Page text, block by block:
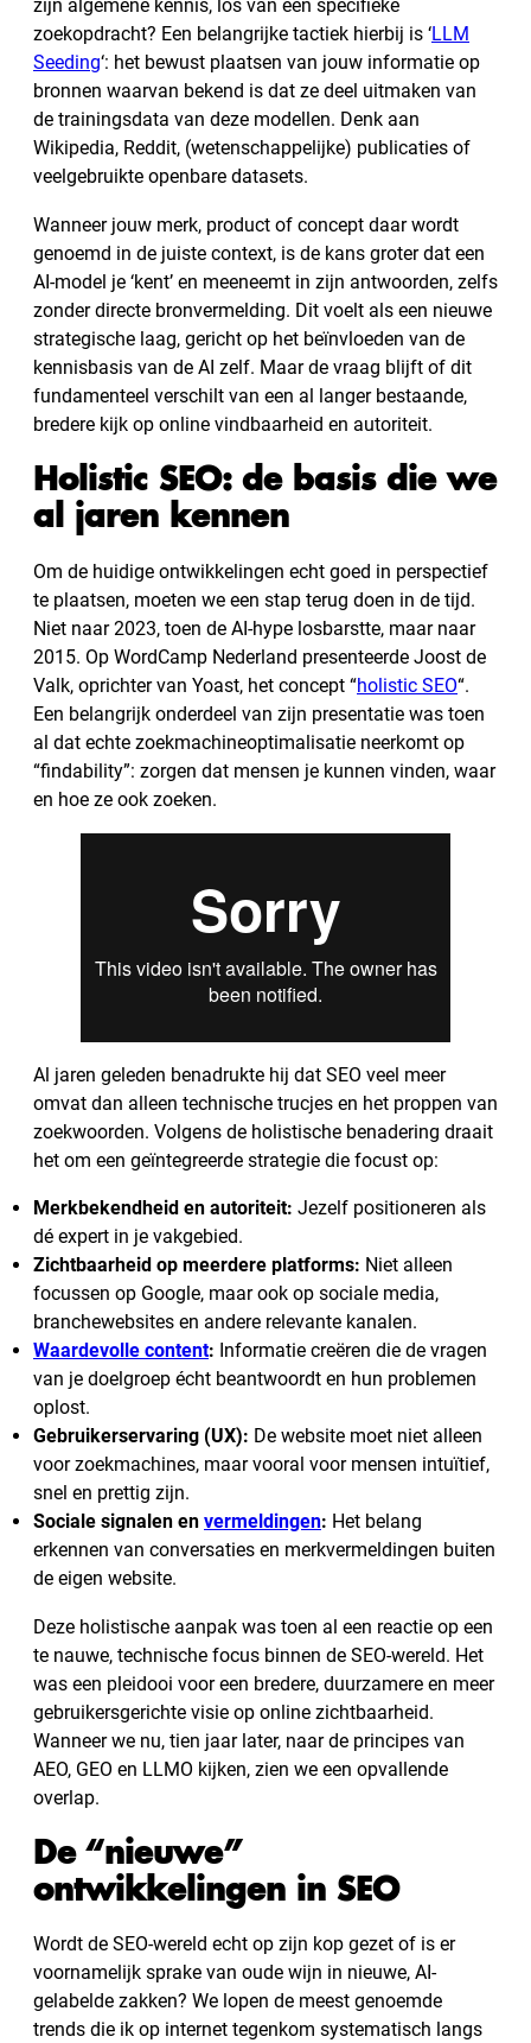
zijn algemene kennis, los van een specifieke
zoekopdracht? Een belangrijke tactiek hierbij is ‘LLM
Seeding‘: het bewust plaatsen van jouw informatie op
bronnen waarvan bekend is dat ze deel uitmaken van
de trainingsdata van deze modellen. Denk aan
Wikipedia, Reddit, (wetenschappelijke) publicaties of
veelgebruikte openbare datasets.
Wanneer jouw merk, product of concept daar wordt
genoemd in de juiste context, is de kans groter dat een
AI-model je ‘kent’ en meeneemt in zijn antwoorden, zelfs
zonder directe bronvermelding. Dit voelt als een nieuwe
strategische laag, gericht op het beïnvloeden van de
kennisbasis van de AI zelf. Maar de vraag blijft of dit
fundamenteel verschilt van een al langer bestaande,
bredere kijk op online vindbaarheid en autoriteit.
Holistic SEO: de basis die we
al jaren kennen
Om de huidige ontwikkelingen echt goed in perspectief
te plaatsen, moeten we een stap terug doen in de tijd.
Niet naar 2023, toen de AI-hype losbarstte, maar naar
2015. Op WordCamp Nederland presenteerde Joost de
Valk, oprichter van Yoast, het concept “holistic SEO“.
Een belangrijk onderdeel van zijn presentatie was toen
al dat echte zoekmachineoptimalisatie neerkomt op
“findability”: zorgen dat mensen je kunnen vinden, waar
en hoe ze ook zoeken.
Al jaren geleden benadrukte hij dat SEO veel meer
omvat dan alleen technische trucjes en het proppen van
zoekwoorden. Volgens de holistische benadering draait
het om een geïntegreerde strategie die focust op:
Merkbekendheid en autoriteit: Jezelf positioneren als
dé expert in je vakgebied.
Zichtbaarheid op meerdere platforms: Niet alleen
focussen op Google, maar ook op sociale media,
branchewebsites en andere relevante kanalen.
Waardevolle content: Informatie creëren die de vragen
van je doelgroep écht beantwoordt en hun problemen
oplost.
Gebruikerservaring (UX): De website moet niet alleen
voor zoekmachines, maar vooral voor mensen intuïtief,
snel en prettig zijn.
Sociale signalen en vermeldingen: Het belang
erkennen van conversaties en merkvermeldingen buiten
de eigen website.
Deze holistische aanpak was toen al een reactie op een
te nauwe, technische focus binnen de SEO-wereld. Het
was een pleidooi voor een bredere, duurzamere en meer
gebruikersgerichte visie op online zichtbaarheid.
Wanneer we nu, tien jaar later, naar de principes van
AEO, GEO en LLMO kijken, zien we een opvallende
overlap.
De “nieuwe”
ontwikkelingen in SEO
Wordt de SEO-wereld echt op zijn kop gezet of is er
voornamelijk sprake van oude wijn in nieuwe, AI-
gelabelde zakken? We lopen de meest genoemde
trends die ik op internet tegenkom systematisch langs